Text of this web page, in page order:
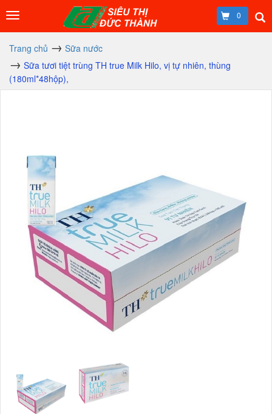
0
Trang chủ
Sữa nước
Sữa tươi tiệt trùng TH true Milk Hilo, vị tự nhiên, thùng
(180ml*48hộp),